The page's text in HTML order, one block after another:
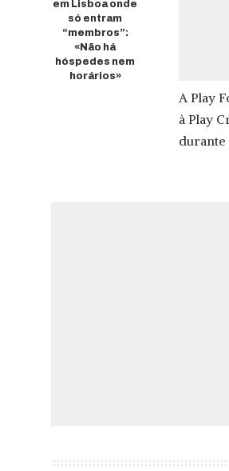
em Lisboa onde
só entram
“membros”:
«Não há
hóspedes nem
horários»
A Play
à Play
durante